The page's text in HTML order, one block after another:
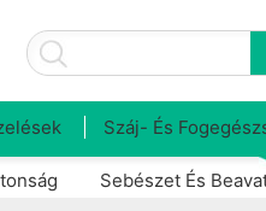
Száj- És
Sebészet És